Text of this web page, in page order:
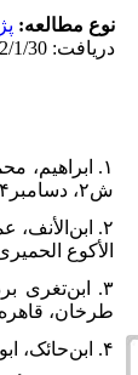
نوع مطالعه:
دریافت: 1402/1/30 | پذیرش: 1402/4/20
ش۲، دسامبر۲۰۱۴.
۲.
الأکوع
۳. ابن‌‌تغری‌
طرخان، قاهره،
۴. ابن‌حائک، ابومحمد حسن‌بن احمد همدانی، صفه جزیرهالعرب‌، تحقیق محمدبن علی أکوع‌، صنعاء، مکتبه الإرشاد، ۱۴۰۳.